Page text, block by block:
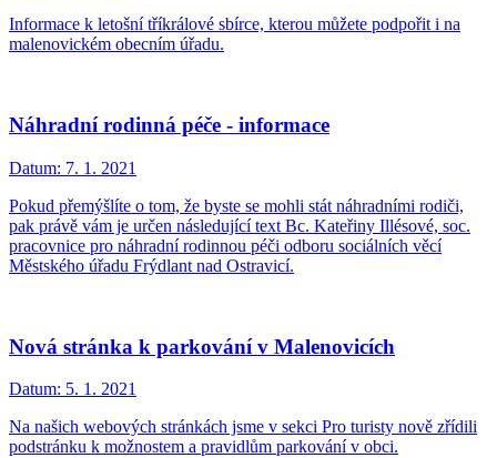
Informace k letošní tříkrálové sbírce, kterou můžete podpořit i na
malenovickém obecním úřadu.
Náhradní rodinná péče - informace
Datum: 7. 1. 2021
Pokud přemýšlíte o tom, že byste se mohli stát náhradními rodiči,
pak právě vám je určen následující text Bc. Kateřiny Illésové, soc.
pracovnice pro náhradní rodinnou péči odboru sociálních věcí
Městského úřadu Frýdlant nad Ostravicí.
Nová stránka k parkování v Malenovicích
Datum: 5. 1. 2021
Na našich webových stránkách jsme v sekci Pro turisty nově zřídili
podstránku k možnostem a pravidlům parkování v obci.